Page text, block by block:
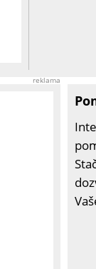
reklama